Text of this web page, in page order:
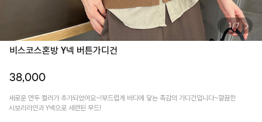
1/7
비스코스혼방 Y넥 버튼가디건
38,000
새로운 연두 컬러가 추가되었어요~!부드럽게 바디에 닿는 촉감의 가디건입니다~깔끔한
시보리라인과 Y넥으로 세련된 무드!